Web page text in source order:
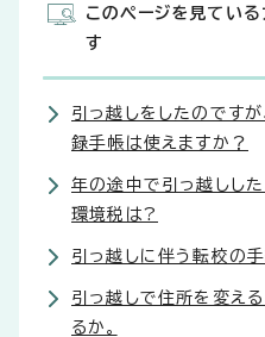
このページを見てい
す
引っ越しをしたのです
録手帳は使えますか？
年の途中で引っ越しし
環境税は?
引っ越しに伴う転校の
引っ越しで住所を変え
るか。